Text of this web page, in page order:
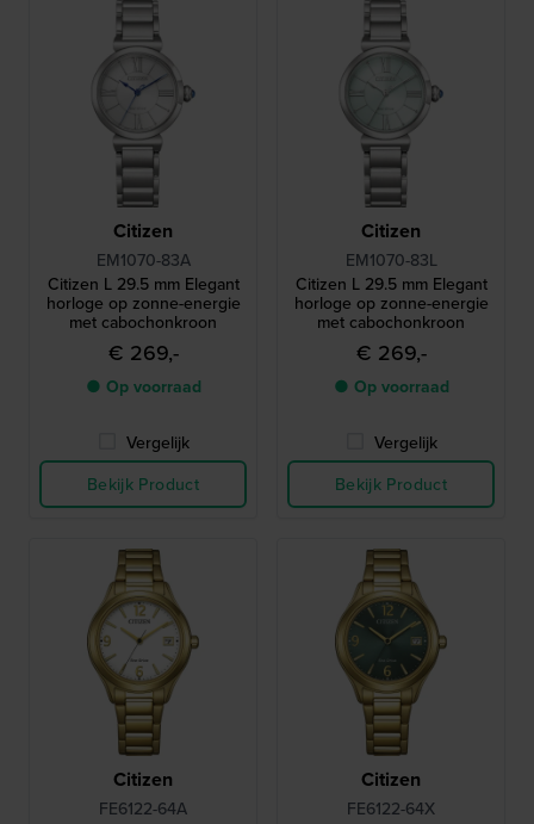
Citizen
EM1070-83A
Citizen L 29.5 mm Elegant
horloge op zonne-energie
met cabochonkroon
€ 269,-
● Op voorraad
Vergelijk
Bekijk Product
Citizen
EM1070-83L
Citizen L 29.5 mm Elegant
horloge op zonne-energie
met cabochonkroon
€ 269,-
● Op voorraad
Vergelijk
Bekijk Product
Citizen
FE6122-64A
Citizen
FE6122-64X